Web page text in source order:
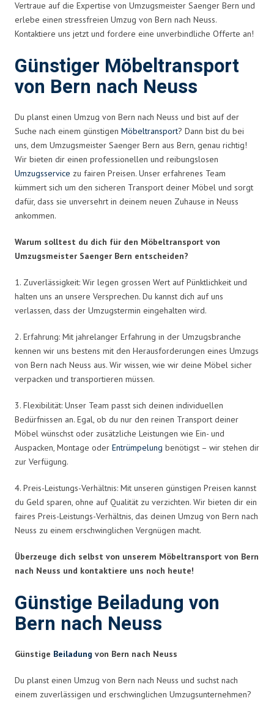
Vertraue auf die Expertise von Umzugsmeister Saenger Bern und
erlebe einen stressfreien Umzug von Bern nach Neuss.
Kontaktiere uns jetzt und fordere eine unverbindliche Offerte an!
Günstiger Möbeltransport
von Bern nach Neuss
Du planst einen Umzug von Bern nach Neuss und bist auf der
Suche nach einem günstigen Möbeltransport? Dann bist du bei
uns, dem Umzugsmeister Saenger Bern aus Bern, genau richtig!
Wir bieten dir einen professionellen und reibungslosen
Umzugsservice zu fairen Preisen. Unser erfahrenes Team
kümmert sich um den sicheren Transport deiner Möbel und sorgt
dafür, dass sie unversehrt in deinem neuen Zuhause in Neuss
ankommen.
Warum solltest du dich für den Möbeltransport von
Umzugsmeister Saenger Bern entscheiden?
1. Zuverlässigkeit: Wir legen grossen Wert auf Pünktlichkeit und
halten uns an unsere Versprechen. Du kannst dich auf uns
verlassen, dass der Umzugstermin eingehalten wird.
2. Erfahrung: Mit jahrelanger Erfahrung in der Umzugsbranche
kennen wir uns bestens mit den Herausforderungen eines Umzugs
von Bern nach Neuss aus. Wir wissen, wie wir deine Möbel sicher
verpacken und transportieren müssen.
3. Flexibilität: Unser Team passt sich deinen individuellen
Bedürfnissen an. Egal, ob du nur den reinen Transport deiner
Möbel wünschst oder zusätzliche Leistungen wie Ein- und
Auspacken, Montage oder Entrümpelung benötigst – wir stehen dir
zur Verfügung.
4. Preis-Leistungs-Verhältnis: Mit unseren günstigen Preisen kannst
du Geld sparen, ohne auf Qualität zu verzichten. Wir bieten dir ein
faires Preis-Leistungs-Verhältnis, das deinen Umzug von Bern nach
Neuss zu einem erschwinglichen Vergnügen macht.
Überzeuge dich selbst von unserem Möbeltransport von Bern
nach Neuss und kontaktiere uns noch heute!
Günstige Beiladung von
Bern nach Neuss
Günstige Beiladung von Bern nach Neuss
Du planst einen Umzug von Bern nach Neuss und suchst nach
einem zuverlässigen und erschwinglichen Umzugsunternehmen?